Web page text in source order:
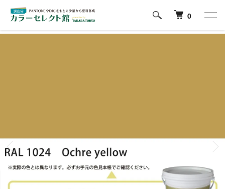
0
ホーム RAL CLASSICの色から塗料を探す 1000番台